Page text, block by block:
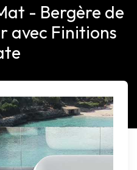
- Bergère de
avec Finitions